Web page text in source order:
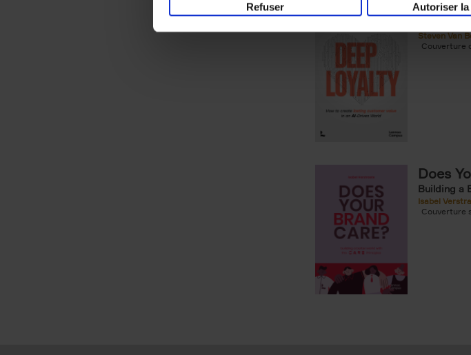
Refuser Autoriser
Deep
Steven Van
Couverture
Does
Building a
Isabel
Couverture